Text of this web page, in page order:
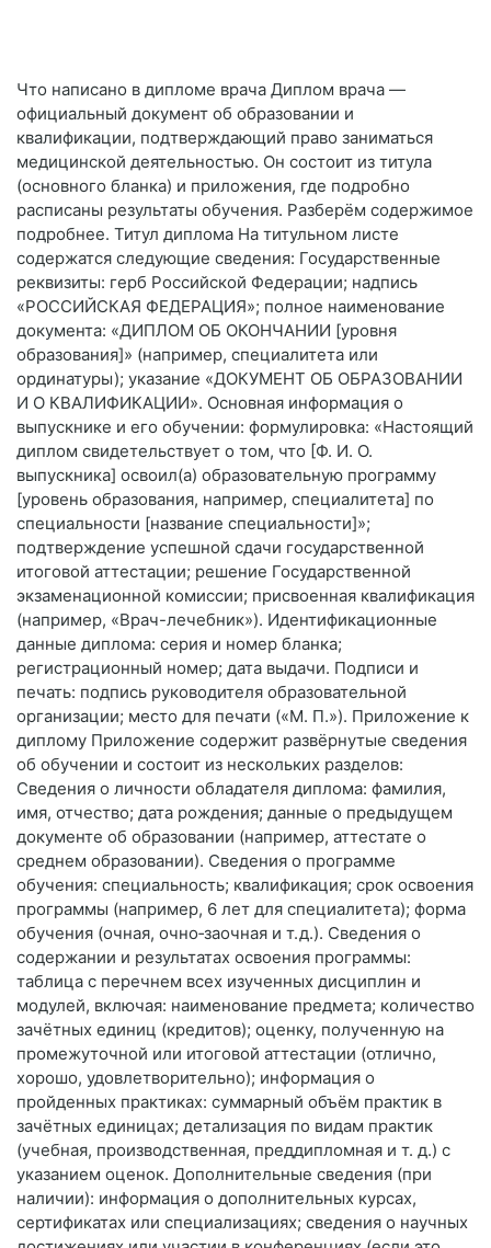
Что написано в дипломе врача Диплом врача —
официальный документ об образовании и
квалификации, подтверждающий право заниматься
медицинской деятельностью. Он состоит из титула
(основного бланка) и приложения, где подробно
расписаны результаты обучения. Разберём содержимое
подробнее. Титул диплома На титульном листе
содержатся следующие сведения: Государственные
реквизиты: герб Российской Федерации; надпись
«РОССИЙСКАЯ ФЕДЕРАЦИЯ»; полное наименование
документа: «ДИПЛОМ ОБ ОКОНЧАНИИ [уровня
образования]» (например, специалитета или
ординатуры); указание «ДОКУМЕНТ ОБ ОБРАЗОВАНИИ
И О КВАЛИФИКАЦИИ». Основная информация о
выпускнике и его обучении: формулировка: «Настоящий
диплом свидетельствует о том, что [Ф. И. О.
выпускника] освоил(а) образовательную программу
[уровень образования, например, специалитета] по
специальности [название специальности]»;
подтверждение успешной сдачи государственной
итоговой аттестации; решение Государственной
экзаменационной комиссии; присвоенная квалификация
(например, «Врач-лечебник»). Идентификационные
данные диплома: серия и номер бланка;
регистрационный номер; дата выдачи. Подписи и
печать: подпись руководителя образовательной
организации; место для печати («М. П.»). Приложение к
диплому Приложение содержит развёрнутые сведения
об обучении и состоит из нескольких разделов:
Сведения о личности обладателя диплома: фамилия,
имя, отчество; дата рождения; данные о предыдущем
документе об образовании (например, аттестате о
среднем образовании). Сведения о программе
обучения: специальность; квалификация; срок освоения
программы (например, 6 лет для специалитета); форма
обучения (очная, очно‑заочная и т. д.). Сведения о
содержании и результатах освоения программы:
таблица с перечнем всех изученных дисциплин и
модулей, включая: наименование предмета; количество
зачётных единиц (кредитов); оценку, полученную на
промежуточной или итоговой аттестации (отлично,
хорошо, удовлетворительно); информация о
пройденных практиках: суммарный объём практик в
зачётных единицах; детализация по видам практик
(учебная, производственная, преддипломная и т. д.) с
указанием оценок. Дополнительные сведения (при
наличии): информация о дополнительных курсах,
сертификатах или специализациях; сведения о научных